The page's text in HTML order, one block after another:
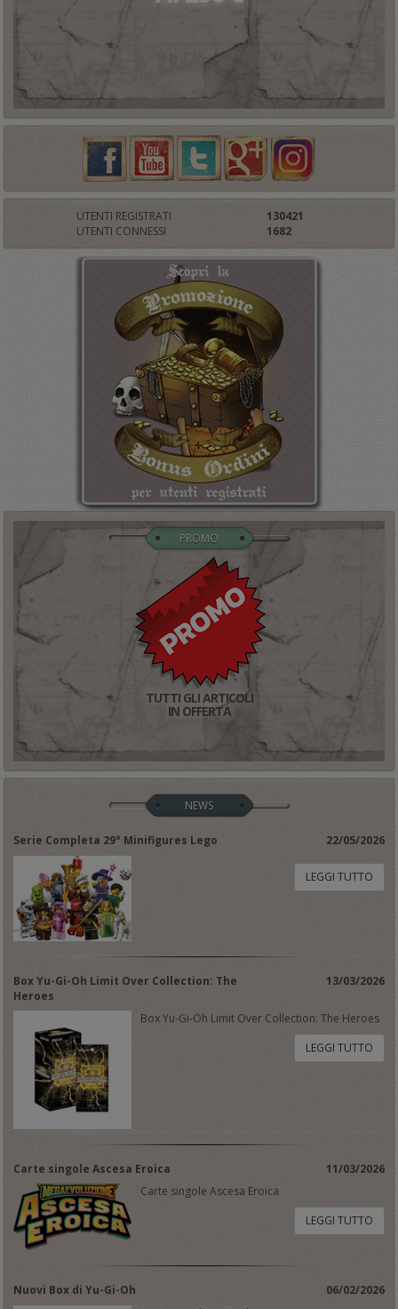
UTENTI REGISTRATI
130421
UTENTI CONNESSI
1682
PROMO
TUTTI GLI ARTICOLI
IN OFFERTA
NEWS
Serie Completa 29° Minifigures Lego 22/05/2026
LEGGI TUTTO
Box Yu-Gi-Oh Limit Over Collection: The
Heroes
13/03/2026
Box Yu-Gi-Oh Limit Over Collection: The Heroes
LEGGI TUTTO
Carte singole Ascesa Eroica
11/03/2026
Carte singole Ascesa Eroica
LEGGI TUTTO
Nuovi Box di Yu-Gi-Oh
06/02/2026